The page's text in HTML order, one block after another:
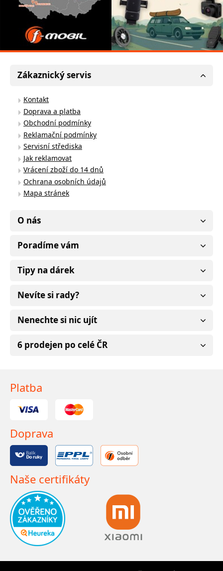
Zákaznický servis
Kontakt
Doprava a platba
Obchodní podmínky
Reklamační podmínky
Servisní střediska
Jak reklamovat
Vrácení zboží do 14 dnů
Ochrana osobních údajů
Mapa stránek
O nás
Poradíme vám
Tipy na dárek
Nevíte si rady?
Nenechte si nic ujít
6 prodejen po celé ČR
Platba
Doprava
Naše certifikáty